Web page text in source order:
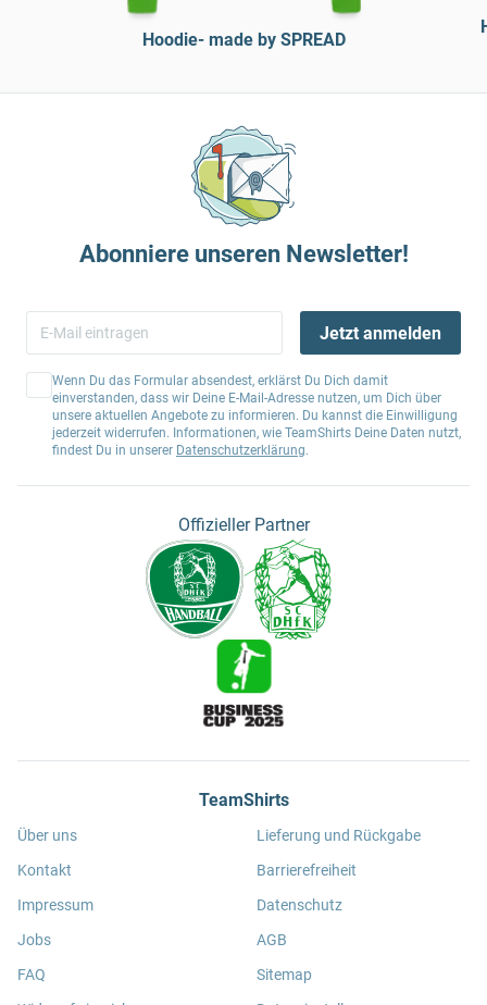
Hoodie- made by SPREAD
Abonniere unseren Newsletter!
Jetzt anmelden
Wenn Du das Formular absendest, erklärst Du Dich damit
einverstanden, dass wir Deine E-Mail-Adresse nutzen, um Dich über
unsere aktuellen Angebote zu informieren. Du kannst die Einwilligung
jederzeit widerrufen. Informationen, wie TeamShirts Deine Daten nutzt,
findest Du in unserer Datenschutzerklärung.
Offizieller Partner
TeamShirts
Über uns
Kontakt
Impressum
Jobs
FAQ
Lieferung und Rückgabe
Barrierefreiheit
Datenschutz
AGB
Sitemap